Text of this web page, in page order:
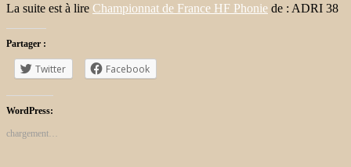
La suite est à lire Championnat de France HF Phonie de : ADRI 38
Partager :
Twitter Facebook
WordPress:
chargement…